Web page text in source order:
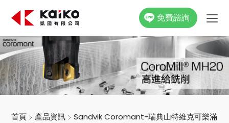
免費諮詢
關於凱國
產品資訊
最新消息
首頁 產品資訊
Sandvik Coromant-瑞典山特維克可樂滿